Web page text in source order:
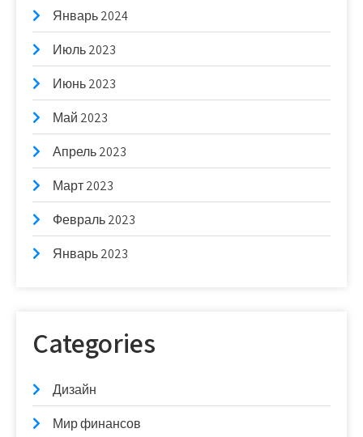
Январь 2024
Июль 2023
Июнь 2023
Май 2023
Апрель 2023
Март 2023
Февраль 2023
Январь 2023
Categories
Дизайн
Мир финансов